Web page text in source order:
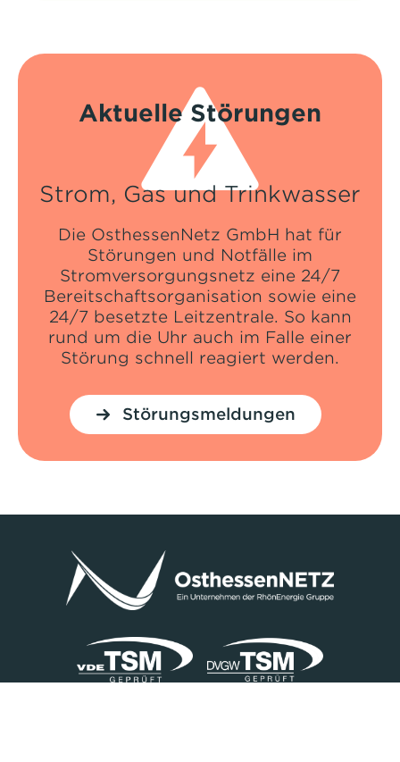
Aktuelle Störungen
Strom, Gas und Trinkwasser
Die OsthessenNetz GmbH hat für
Störungen und Notfälle im
Stromversorgungsnetz eine 24/7
Bereitschaftsorganisation sowie eine
24/7 besetzte Leitzentrale. So kann
rund um die Uhr auch im Falle einer
Störung schnell reagiert werden.
Störungsmeldungen